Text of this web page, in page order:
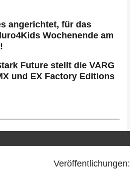
angerichtet, für das
Wochenende am
Future stellt die VARG
und EX Factory Editions
Veröffentlichungen: